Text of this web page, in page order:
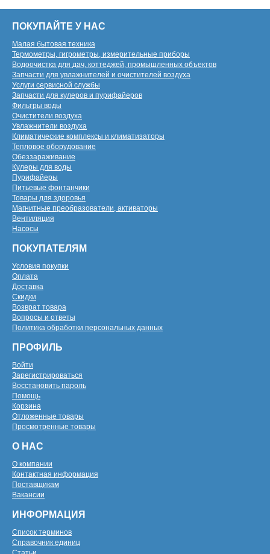
ПОКУПАЙТЕ У НАС
Малая бытовая техника
Термометры, гигрометры, измерительные приборы
Водоочистка для дач, коттеджей, промышленных объектов
Запчасти для увлажнителей и очистителей воздуха
Услуги сервисной службы
Запчасти для кулеров и пурифайеров
Фильтры воды
Очистители воздуха
Увлажнители воздуха
Климатические комплексы и климатизаторы
Тепловое оборудование
Обеззараживание
Кулеры для воды
Пурифайеры
Питьевые фонтанчики
Товары для здоровья
Магнитные преобразователи, активаторы
Вентиляция
Насосы
ПОКУПАТЕЛЯМ
Условия покупки
Оплата
Доставка
Скидки
Возврат товара
Вопросы и ответы
Политика обработки персональных данных
ПРОФИЛЬ
Войти
Зарегистрироваться
Восстановить пароль
Помощь
Корзина
Отложенные товары
Просмотренные товары
О НАС
О компании
Контактная информация
Поставщикам
Вакансии
ИНФОРМАЦИЯ
Список терминов
Справочник единиц